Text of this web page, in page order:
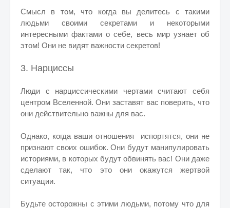
Смысл в том, что когда вы делитесь с такими
людьми своими секретами и некоторыми
интересными фактами о себе, весь мир узнает об
этом! Они не видят важности секретов!
3. Нарциссы
Люди с нарциссическими чертами считают себя
центром Вселенной. Они заставят вас поверить, что
они действительно важны для вас.
Однако, когда ваши отношения испортятся, они не
признают своих ошибок. Они будут манипулировать
историями, в которых будут обвинять вас! Они даже
сделают так, что это они окажутся жертвой
ситуации.
Будьте осторожны с этими людьми, потому что для